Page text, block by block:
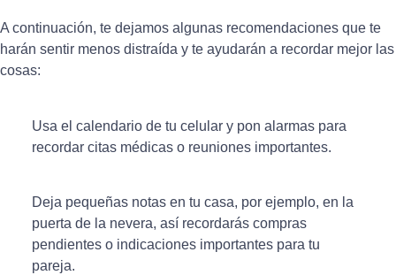
A continuación, te dejamos algunas recomendaciones que te
harán sentir menos distraída y te ayudarán a recordar mejor las
cosas:
Usa el calendario de tu celular y pon alarmas para
recordar citas médicas o reuniones importantes.
Deja pequeñas notas en tu casa, por ejemplo, en la
puerta de la nevera, así recordarás compras
pendientes o indicaciones importantes para tu
pareja.